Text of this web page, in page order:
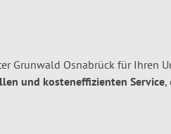
Grunwald Osnabrück für Ihren
und kosteneffizienten Service,